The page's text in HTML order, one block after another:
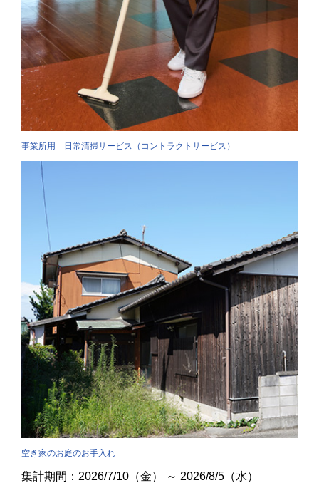
事業所用 日常清掃サービス（コントラクトサービス）
空き家のお庭のお手入れ
集計期間：2026/7/10（金） ～ 2026/8/5（水）